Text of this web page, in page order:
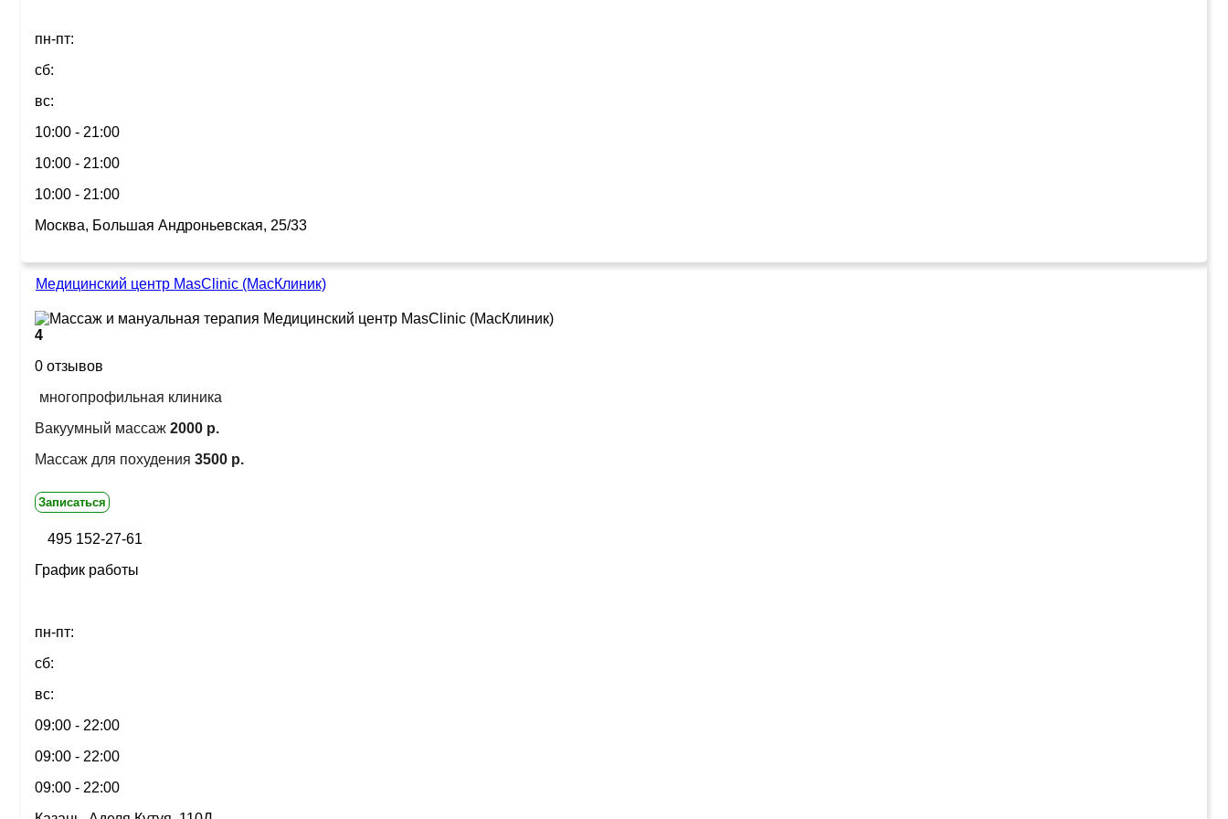
пн-пт:
сб:
вс:
10:00 - 21:00
10:00 - 21:00
10:00 - 21:00
Москва, Большая Андроньевская, 25/33
Медицинский центр MasClinic (МасКлиник)
4
0 отзывов
многопрофильная клиника
Вакуумный массаж 2000 р.
Массаж для похудения 3500 р.
Записаться
495 152-27-61
График работы
пн-пт:
сб:
вс:
09:00 - 22:00
09:00 - 22:00
09:00 - 22:00